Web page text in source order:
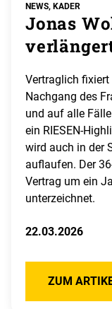
NEWS, KADER
Jonas
Vertraglich fixiert
Nachgang des
und auf alle
ein RIESEN-
wird auch in der
auflaufen. Der
Vertrag um ein
unterzeichnet.
22.03.2026
ZUM